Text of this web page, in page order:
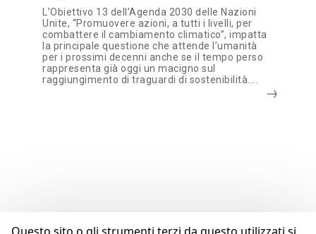
L’Obiettivo 13 dell’Agenda 2030 delle Nazioni
Unite, “Promuovere azioni, a tutti i livelli, per
combattere il cambiamento climatico”, impatta
la principale questione che attende l’umanità
per i prossimi decenni anche se il tempo perso
rappresenta già oggi un macigno sul
raggiungimento di traguardi di sostenibilità....